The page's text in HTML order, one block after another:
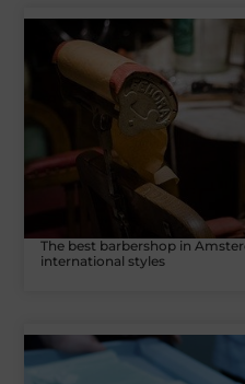
The best barbershop in
international styles